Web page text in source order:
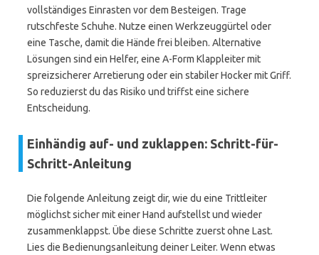
vollständiges Einrasten vor dem Besteigen. Trage
rutschfeste Schuhe. Nutze einen Werkzeuggürtel oder
eine Tasche, damit die Hände frei bleiben. Alternative
Lösungen sind ein Helfer, eine A-Form Klappleiter mit
spreizsicherer Arretierung oder ein stabiler Hocker mit Griff.
So reduzierst du das Risiko und triffst eine sichere
Entscheidung.
Einhändig auf- und zuklappen: Schritt-für-
Schritt-Anleitung
Die folgende Anleitung zeigt dir, wie du eine Trittleiter
möglichst sicher mit einer Hand aufstellst und wieder
zusammenklappst. Übe diese Schritte zuerst ohne Last.
Lies die Bedienungsanleitung deiner Leiter. Wenn etwas